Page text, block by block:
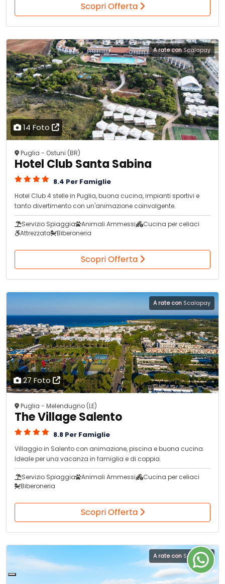
Scopri Offerta
14 Foto
A rate conScalapay
Puglia - Ostuni (BR)
Hotel Club Santa Sabina
8.4 Per Famiglie
Hotel Club 4 stelle in Puglia, buona cucina, impianti sportivi e
tanto divertimento con un'animazione coinvolgente.
Servizio Spiaggia Animali Ammessi
Cucina per celiaci
Attrezzata
Biberoneria
Scopri Offerta
27 Foto
A rate con Scalapay
Puglia - Melendugno (LE)
The Village Salento
8.8 Per Famiglie
Villaggio in Salento con animazione, piscina e buona cucina.
Ideale per una vacanza in famiglia e di coppia.
Servizio Spiaggia Animali Ammessi
Cucina per celiaci
Biberoneria
Scopri Offerta
A rate con Scalapay